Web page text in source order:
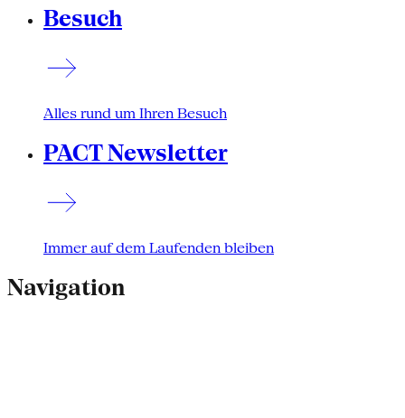
Besuch
Alles rund um Ihren Besuch
PACT Newsletter
Immer auf dem Laufenden bleiben
Navigation